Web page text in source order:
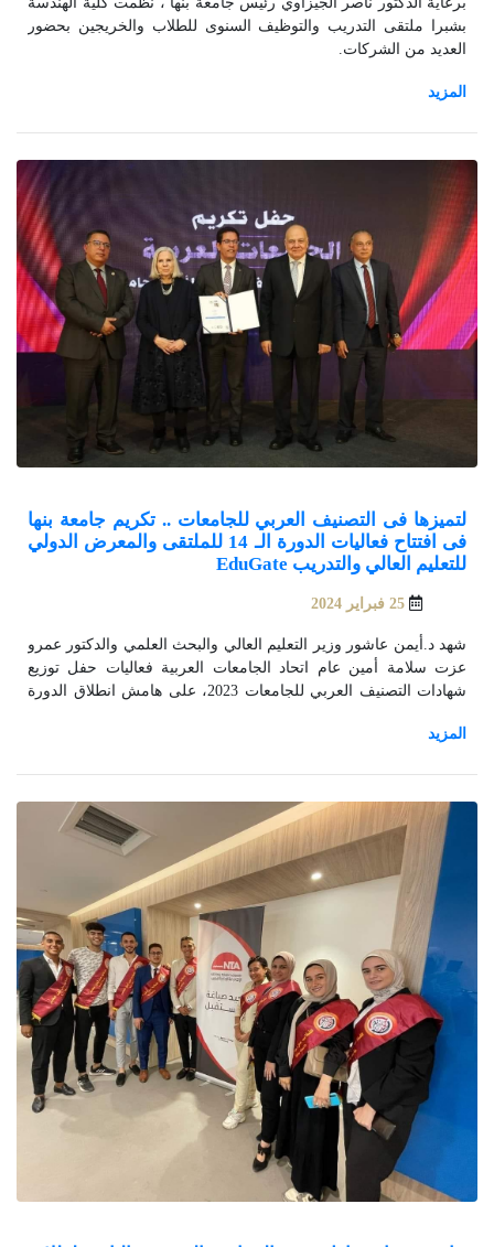
بشبرا ملتقى التدريب والتوظيف السنوى للطلاب والخريجين بحضور
العديد من الشركات.
لتميزها فى التصنيف العربي للجامعات .. تكريم جامعة بنها
فى افتتاح فعاليات الدورة الـ 14 للملتقى والمعرض الدولي
للتعليم العالي والتدريب EduGate
25 فبراير 2024
شهد د.أيمن عاشور وزير التعليم العالي والبحث العلمي والدكتور عمرو
عزت سلامة أمين عام اتحاد الجامعات العربية فعاليات حفل توزيع
شهادات التصنيف العربي للجامعات 2023، على هامش انطلاق الدورة
الذي تستمر فعالياته حتى يوم 29 فبراير من الشهر الجاري.